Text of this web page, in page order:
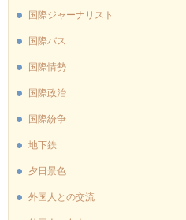
国際ジャーナリスト
国際バス
国際情勢
国際政治
国際紛争
地下鉄
夕日景色
外国人との交流